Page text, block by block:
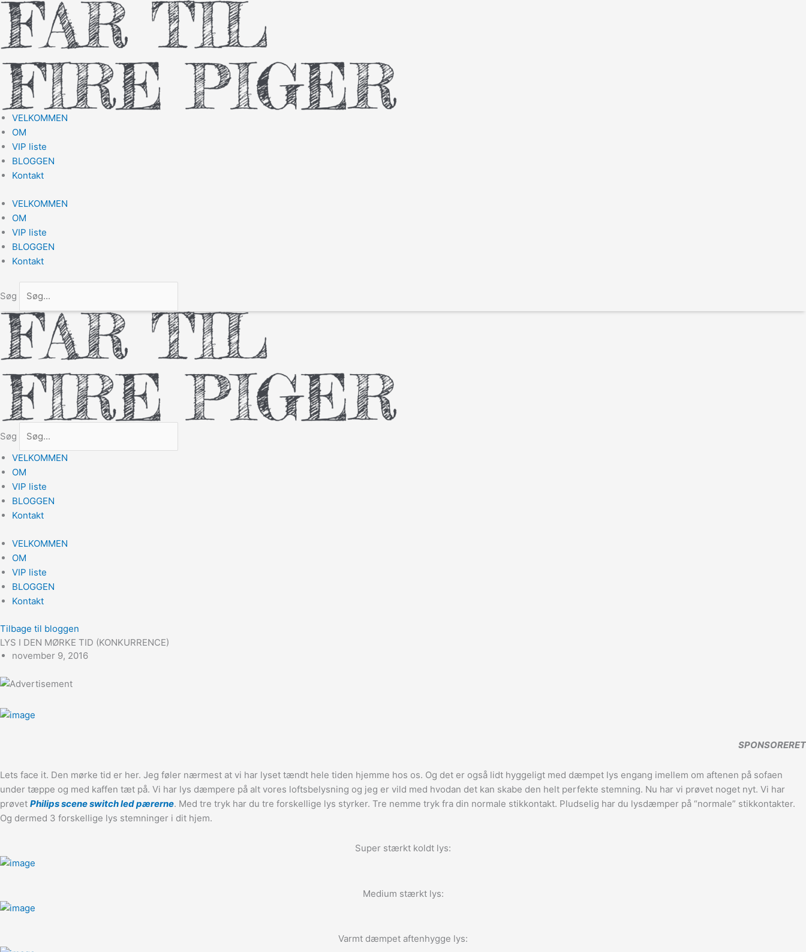
Gå
indholdet
VELKOMMEN
OM
VIP liste
BLOGGEN
Kontakt
VELKOMMEN
OM
VIP liste
BLOGGEN
Kontakt
Søg
Søg
VELKOMMEN
OM
VIP liste
BLOGGEN
Kontakt
VELKOMMEN
OM
VIP liste
BLOGGEN
Kontakt
Tilbage til bloggen
LYS I DEN MØRKE TID (KONKURRENCE)
november 9, 2016
SPONSORERET
Lets face it. Den mørke tid er her. Jeg føler nærmest at vi har lyset tændt hele tiden hjemme hos os. Og det er også lidt hyggeligt med dæmpet lys engang imellem om aftenen på sofaen
under tæppe og med kaffen tæt på. Vi har lys dæmpere på alt vores loftsbelysning og jeg er vild med hvodan det kan skabe den helt perfekte stemning. Nu har vi prøvet noget nyt. Vi har
prøvet Philips scene switch led pærerne. Med tre tryk har du tre forskellige lys styrker. Tre nemme tryk fra din normale stikkontakt. Pludselig har du lysdæmper på “normale” stikkontakter.
Og dermed 3 forskellige lys stemninger i dit hjem.
Super stærkt koldt lys:
Medium stærkt lys:
Varmt dæmpet aftenhygge lys: